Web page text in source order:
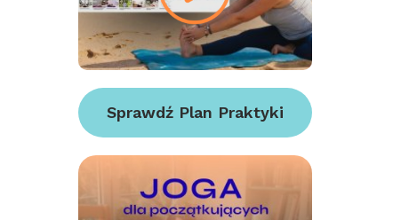
Sprawdź Plan Praktyki